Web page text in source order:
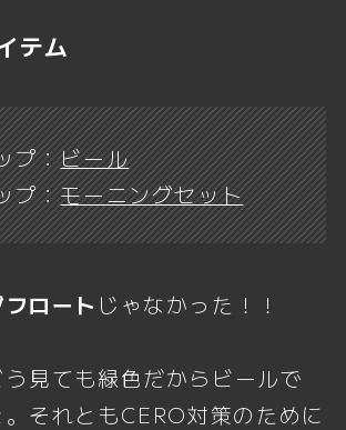
テム
プ： ビール
プ： モーニングセット
ロート じゃなかった！！
見ても緑色だからビールで
それともCERO対策のために